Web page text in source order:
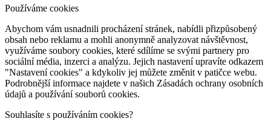
Používáme cookies
Abychom vám usnadnili procházení stránek, nabídli přizpůsobený
obsah nebo reklamu a mohli anonymně analyzovat návštěvnost,
využíváme soubory cookies, které sdílíme se svými partnery pro
sociální média, inzerci a analýzu. Jejich nastavení upravíte odkazem
"Nastavení cookies" a kdykoliv jej můžete změnit v patičce webu.
Podrobnější informace najdete v našich Zásadách ochrany osobních
údajů a používání souborů cookies.
Souhlasíte s používáním cookies?